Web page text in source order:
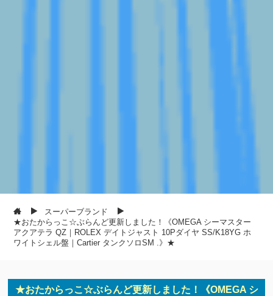
スーパーブランド
★おたからっこ☆ぶらんど更新しました！《OMEGA シーマスター
アクアテラ QZ｜ROLEX デイトジャスト 10Pダイヤ SS/K18YG ホ
ワイトシェル盤｜Cartier タンクソロSM .》★
★おたからっこ☆ぶらんど更新しました！《OMEGA シ